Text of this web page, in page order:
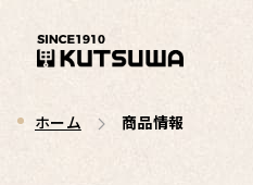
ホーム 商品情報